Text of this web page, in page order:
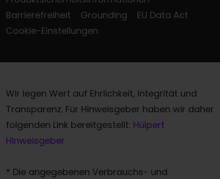
Barrierefreiheit
Grounding
EU Data Act
Cookie-Einstellungen
Wir legen Wert auf Ehrlichkeit, Integrität und
Transparenz. Für Hinweisgeber haben wir daher
folgenden Link bereitgestellt: Hülpert
Hinweisgeber
* Die angegebenen Verbrauchs- und